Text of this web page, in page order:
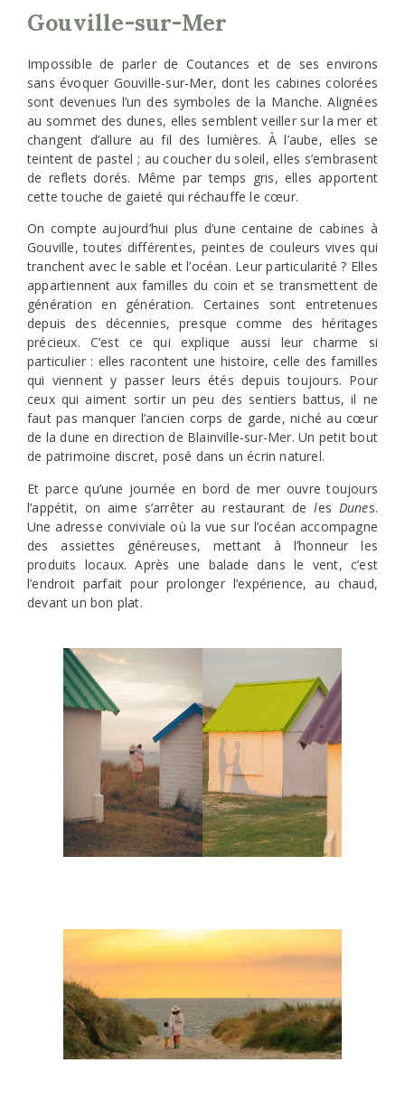
Gouville-sur-Mer
Impossible de parler de Coutances et de ses environs
sans évoquer Gouville-sur-Mer, dont les cabines colorées
sont devenues l’un des symboles de la Manche. Alignées
au sommet des dunes, elles semblent veiller sur la mer et
changent d’allure au fil des lumières. À l’aube, elles se
teintent de pastel ; au coucher du soleil, elles s’embrasent
de reflets dorés. Même par temps gris, elles apportent
cette touche de gaieté qui réchauffe le cœur.
On compte aujourd’hui plus d’une centaine de cabines à
Gouville, toutes différentes, peintes de couleurs vives qui
tranchent avec le sable et l’océan. Leur particularité ? Elles
appartiennent aux familles du coin et se transmettent de
génération en génération. Certaines sont entretenues
depuis des décennies, presque comme des héritages
précieux. C’est ce qui explique aussi leur charme si
particulier : elles racontent une histoire, celle des familles
qui viennent y passer leurs étés depuis toujours. Pour
ceux qui aiment sortir un peu des sentiers battus, il ne
faut pas manquer l’ancien corps de garde, niché au cœur
de la dune en direction de Blainville-sur-Mer. Un petit bout
de patrimoine discret, posé dans un écrin naturel.
Et parce qu’une journée en bord de mer ouvre toujours
l’appétit, on aime s’arrêter au restaurant deles Dunes.
Une adresse conviviale où la vue sur l’océan accompagne
des assiettes généreuses, mettant à l’honneur les
produits locaux. Après une balade dans le vent, c’est
l’endroit parfait pour prolonger l’expérience, au chaud,
devant un bon plat.